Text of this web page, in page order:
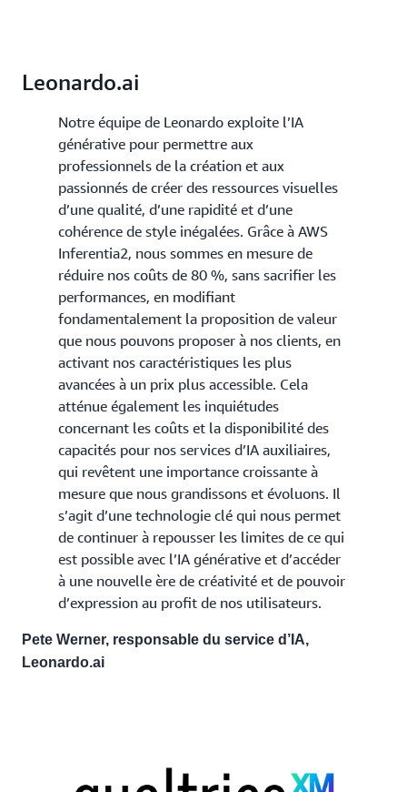
Leonardo.ai
Notre équipe de Leonardo exploite l’IA
générative pour permettre aux
professionnels de la création et aux
passionnés de créer des ressources visuelles
d’une qualité, d’une rapidité et d’une
cohérence de style inégalées. Grâce à AWS
Inferentia2, nous sommes en mesure de
réduire nos coûts de 80 %, sans sacrifier les
performances, en modifiant
fondamentalement la proposition de valeur
que nous pouvons proposer à nos clients, en
activant nos caractéristiques les plus
avancées à un prix plus accessible. Cela
atténue également les inquiétudes
concernant les coûts et la disponibilité des
capacités pour nos services d’IA auxiliaires,
qui revêtent une importance croissante à
mesure que nous grandissons et évoluons. Il
s’agit d’une technologie clé qui nous permet
de continuer à repousser les limites de ce qui
est possible avec l’IA générative et d’accéder
à une nouvelle ère de créativité et de pouvoir
d’expression au profit de nos utilisateurs.
Pete Werner, responsable du service d’IA,
Leonardo.ai